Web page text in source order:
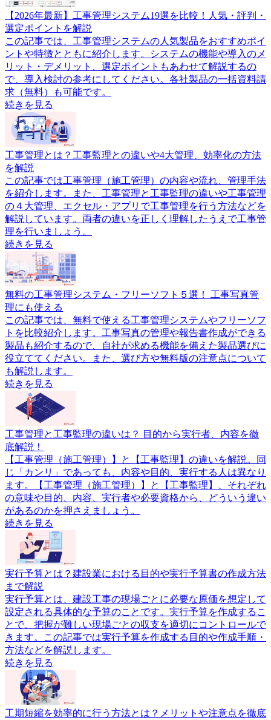
【2026年最新】工事管理システム19選を比較！人気・評判・
選定ポイントを解説
この記事では、工事管理システムの人気製品をおすすめポイ
ントや特徴とともに紹介します。システムの機能や導入のメ
リット・デメリット、選定ポイントもあわせて解説するの
で、導入検討の参考にしてください。各社製品の一括資料請
求（無料）も可能です。
続きを見る
工事管理とは？工事監理との違いや4大管理、効率化の方法
を解説
この記事では工事管理（施工管理）の内容や流れ、管理手法
を紹介します。また、工事管理と工事監理の違いや工事管理
の４大管理、エクセル・アプリで工事管理を行う方法などを
解説しています。両者の違いを正しく理解したうえで工事管
理を行いましょう。
続きを見る
無料の工事管理システム・フリーソフト５選！ 工事写真管
理にも使える
この記事では、無料で使える工事管理システムやフリーソフ
トを比較紹介します。工事写真の管理や報告書作成ができる
製品も紹介するので、自社が求める機能を備えた製品選びに
役立ててください。また、選び方や無料版の注意点について
も解説します。
続きを見る
工事管理と工事監理の違いは？ 目的から実行者、内容を徹
底解説！
【工事管理（施工管理）】と【工事監理】の違いを解説。同
じ「カンリ」であっても、内容や目的、実行する人は異なり
ます。【工事管理（施工管理）】と【工事監理】、それぞれ
の意味や目的、内容、実行者や必要資格から、どういう違い
があるのかを押さえましょう。
続きを見る
実行予算とは？建設業における目的や実行予算書の作成方法
まで解説
実行予算とは、建設工事の現場ごとに必要な原価を想定して
設定される具体的な予算のことです。実行予算を作成するこ
とで、把握が難しい現場ごとの収支を適切にコントロールで
きます。この記事では実行予算を作成する目的や作成手順・
方法などを解説します。
続きを見る
工期短縮を効率的に行う方法とは？メリットや注意点を徹底